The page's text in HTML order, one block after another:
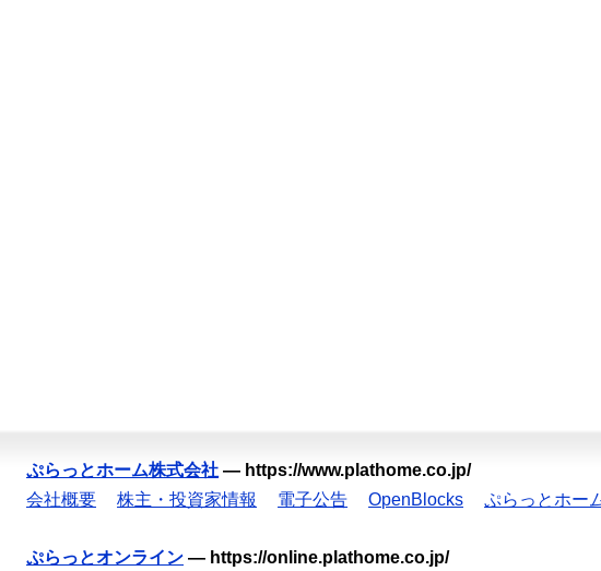
ぷらっとホーム株式会社 — https://www.plathome.co.jp/
会社概要
株主・投資家情報 電子公告 OpenBlocks ぷらっとホー
ぷらっとオンライン — https://online.plathome.co.jp/